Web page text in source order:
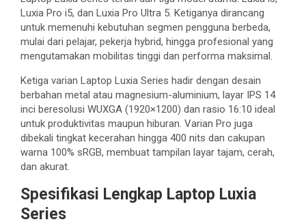
Luxia Pro i5, dan Luxia Pro Ultra 5. Ketiganya dirancang
untuk memenuhi kebutuhan segmen pengguna berbeda,
mulai dari pelajar, pekerja hybrid, hingga profesional yang
mengutamakan mobilitas tinggi dan performa maksimal.
Ketiga varian Laptop Luxia Series hadir dengan desain
berbahan metal atau magnesium-aluminium, layar IPS 14
inci beresolusi WUXGA (1920×1200) dan rasio 16:10 ideal
untuk produktivitas maupun hiburan. Varian Pro juga
dibekali tingkat kecerahan hingga 400 nits dan cakupan
warna 100% sRGB, membuat tampilan layar tajam, cerah,
dan akurat.
Spesifikasi Lengkap Laptop Luxia
Series